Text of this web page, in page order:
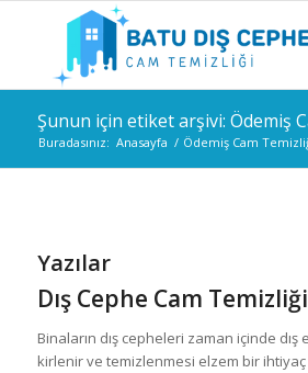
Şunun için etiket arşivi: Ödemiş
Buradasınız: Anasayfa / Ödemiş Cam
Yazılar
Dış Cephe Cam
Binaların dış cepheleri zaman içinde
kirlenir ve temizlenmesi elzem bir